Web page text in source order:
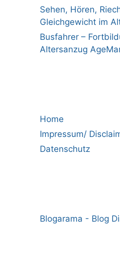
Sehen, Hören,
Gleichgewicht im
Busfahrer –
Altersanzug
Home
Impressum/
Datenschutz
Blogarama - Blog